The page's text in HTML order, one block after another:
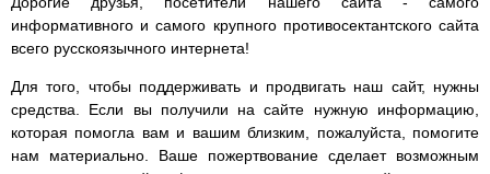
информативного и самого крупного противосектантского сайта
всего русскоязычного интернета!
Для того, чтобы поддерживать и продвигать наш сайт, нужны
средства. Если вы получили на сайте нужную информацию,
которая помогла вам и вашим близким, пожалуйста, помогите
нам материально. Ваше пожертвование сделает возможным